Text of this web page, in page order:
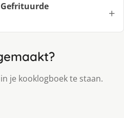
je kooklogboek te staan.